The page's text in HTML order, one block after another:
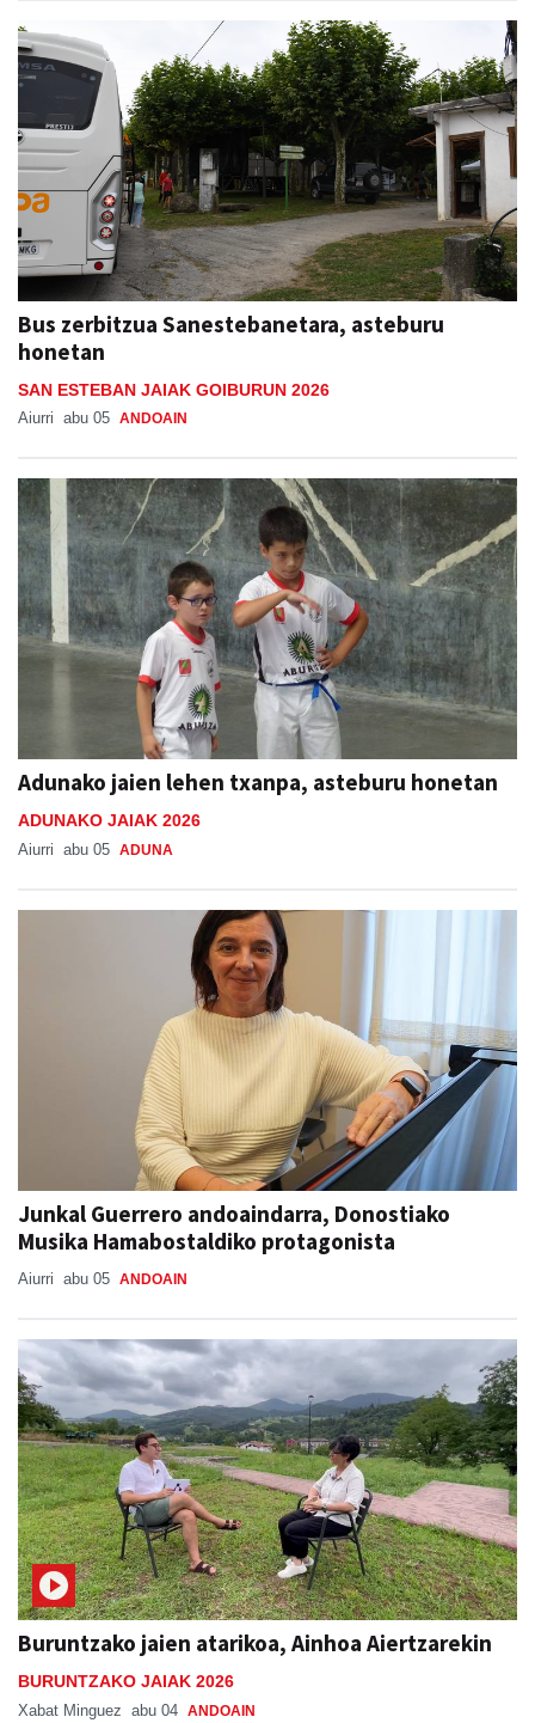
Bus zerbitzua Sanestebanetara, asteburu
honetan
SAN ESTEBAN JAIAK GOIBURUN 2026
Aiurri abu 05 ANDOAIN
Adunako jaien lehen txanpa, asteburu honetan
ADUNAKO JAIAK 2026
Aiurri abu 05 ADUNA
Junkal Guerrero andoaindarra, Donostiako
Musika Hamabostaldiko protagonista
Aiurri abu 05 ANDOAIN
Buruntzako jaien atarikoa, Ainhoa Aiertzarekin
BURUNTZAKO JAIAK 2026
Xabat Minguez abu 04 ANDOAIN